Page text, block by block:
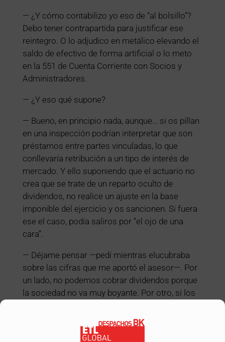
— ¿Y cómo contabilizo yo eso de “al bolsillo”?
Debo tener contrapartida para justificar ese
reintegro. O lo adjudico en metálico elevando el
saldo de efectivo de forma artificial o lo meto
en la 551 de Cuenta Corriente con Socios y
Administradores.
— ¿Y eso qué supone?
— Bueno, en principio nada, aunque… si os pillan
en una inspección podrían interpretar que son
préstamos entre partes vinculadas, lo que
conllevaría retribución a un tipo de interés de
mercado. Y ello suponiendo que el actuario no
crea que se trate de un reparto oculto de
dividendos, no realice un ajuste en la base
imponible del ejercicio y os sancionen. Si fuera
ese el caso, podía saliros por ”el ojo de una
cara”.
— Déjame pensar —pedí mientras elucubraba
sobre las cifras que me aportó el asesor—. Por
un lado, no podemos cobrar dividendos porque
la sociedad no va muy boyante. Por otro, si los
impuestos como si fuéramos unos ricachones.
Y si finalmente pasamos de todo y los